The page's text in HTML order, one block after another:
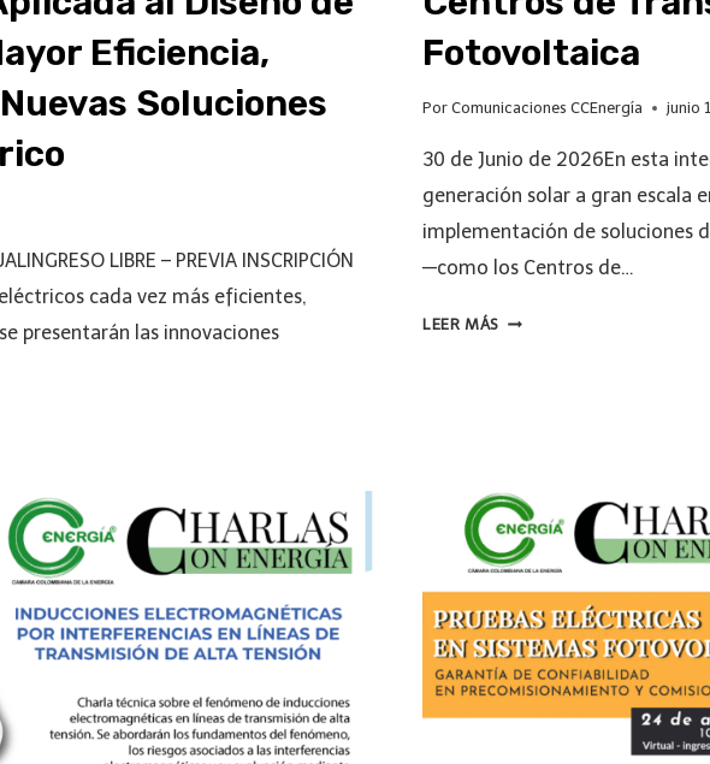
Eficiencia,
Soluciones
LIBRE – PREVIA INSCRIPCIÓN
cada vez más eficientes,
presentarán las innovaciones
Fotovoltaica
Por Comunicaciones CCEnergía junio
30 de Junio de 2026En esta
generación solar a gran escala
implementación de soluciones
—como los Centros de…
LEER MÁS